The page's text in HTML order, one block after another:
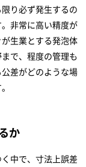
り必ず発生するの
非常に高い精度が
生業とする発泡体
で、程度の管理も
差がどのような場
か
中で、寸法上誤差